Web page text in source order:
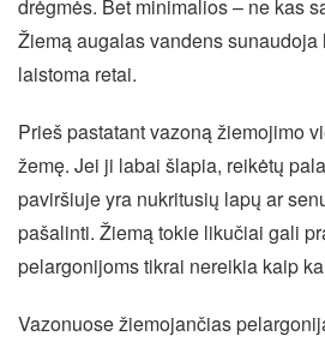
drėgmės. Bet minimalios – ne kas
Žiemą augalas vandens sunaudoja
laistoma retai.
Prieš pastatant vazoną žiemojimo
žemę. Jei ji labai šlapia, reikėtų
paviršiuje yra nukritusių lapų ar
pašalinti. Žiemą tokie likučiai gali
pelargonijoms tikrai nereikia kaip
Vazonuose žiemojančias